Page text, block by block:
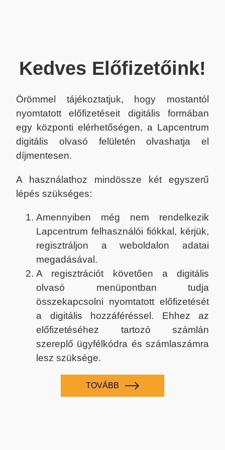
Kedves Előfizetőink!
Örömmel tájékoztatjuk, hogy mostantól
nyomtatott előfizetéseit digitális formában
egy központi elérhetőségen, a Lapcentrum
digitális olvasó felületén olvashatja el
díjmentesen.
A használathoz mindössze két egyszerű
lépés szükséges:
Amennyiben még nem rendelkezik
Lapcentrum felhasználói fiókkal, kérjük,
regisztráljon a weboldalon adatai
megadásával.
A regisztrációt követően a digitális
olvasó menüpontban tudja
összekapcsolni nyomtatott előfizetését
a digitális hozzáféréssel. Ehhez az
előfizetéséhez tartozó számlán
szereplő ügyfélkódra és számlaszámra
lesz szüksége.
TOVÁBB